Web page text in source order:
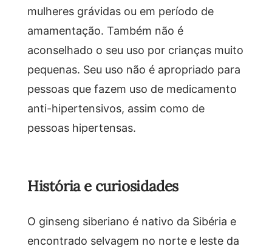
mulheres grávidas ou em período de
amamentação. Também não é
aconselhado o seu uso por crianças muito
pequenas. Seu uso não é apropriado para
pessoas que fazem uso de medicamento
anti-hipertensivos, assim como de
pessoas hipertensas.
História e curiosidades
O ginseng siberiano é nativo da Sibéria e
encontrado selvagem no norte e leste da